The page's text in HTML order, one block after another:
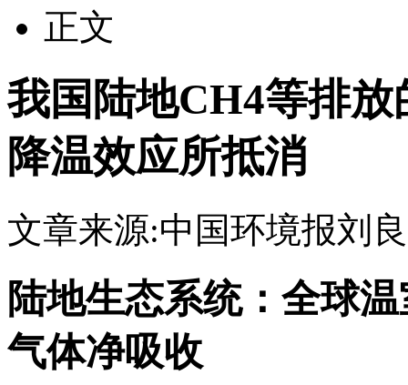
正文
我国陆地CH4等排
降温效应所抵消
文章来源:中国环境报刘
陆地生态系统：全球
气体净吸收